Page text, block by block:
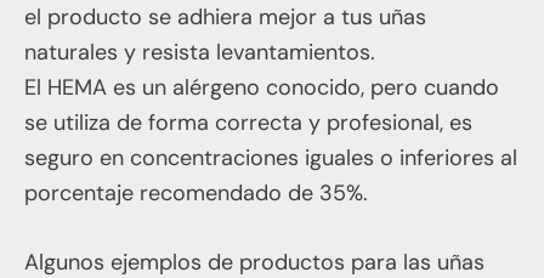
el producto se adhiera mejor a tus uñas
naturales y resista levantamientos.
El HEMA es un alérgeno conocido, pero cuando
se utiliza de forma correcta y profesional, es
seguro en concentraciones iguales o inferiores al
porcentaje recomendado de 35%.
Algunos ejemplos de productos para las uñas